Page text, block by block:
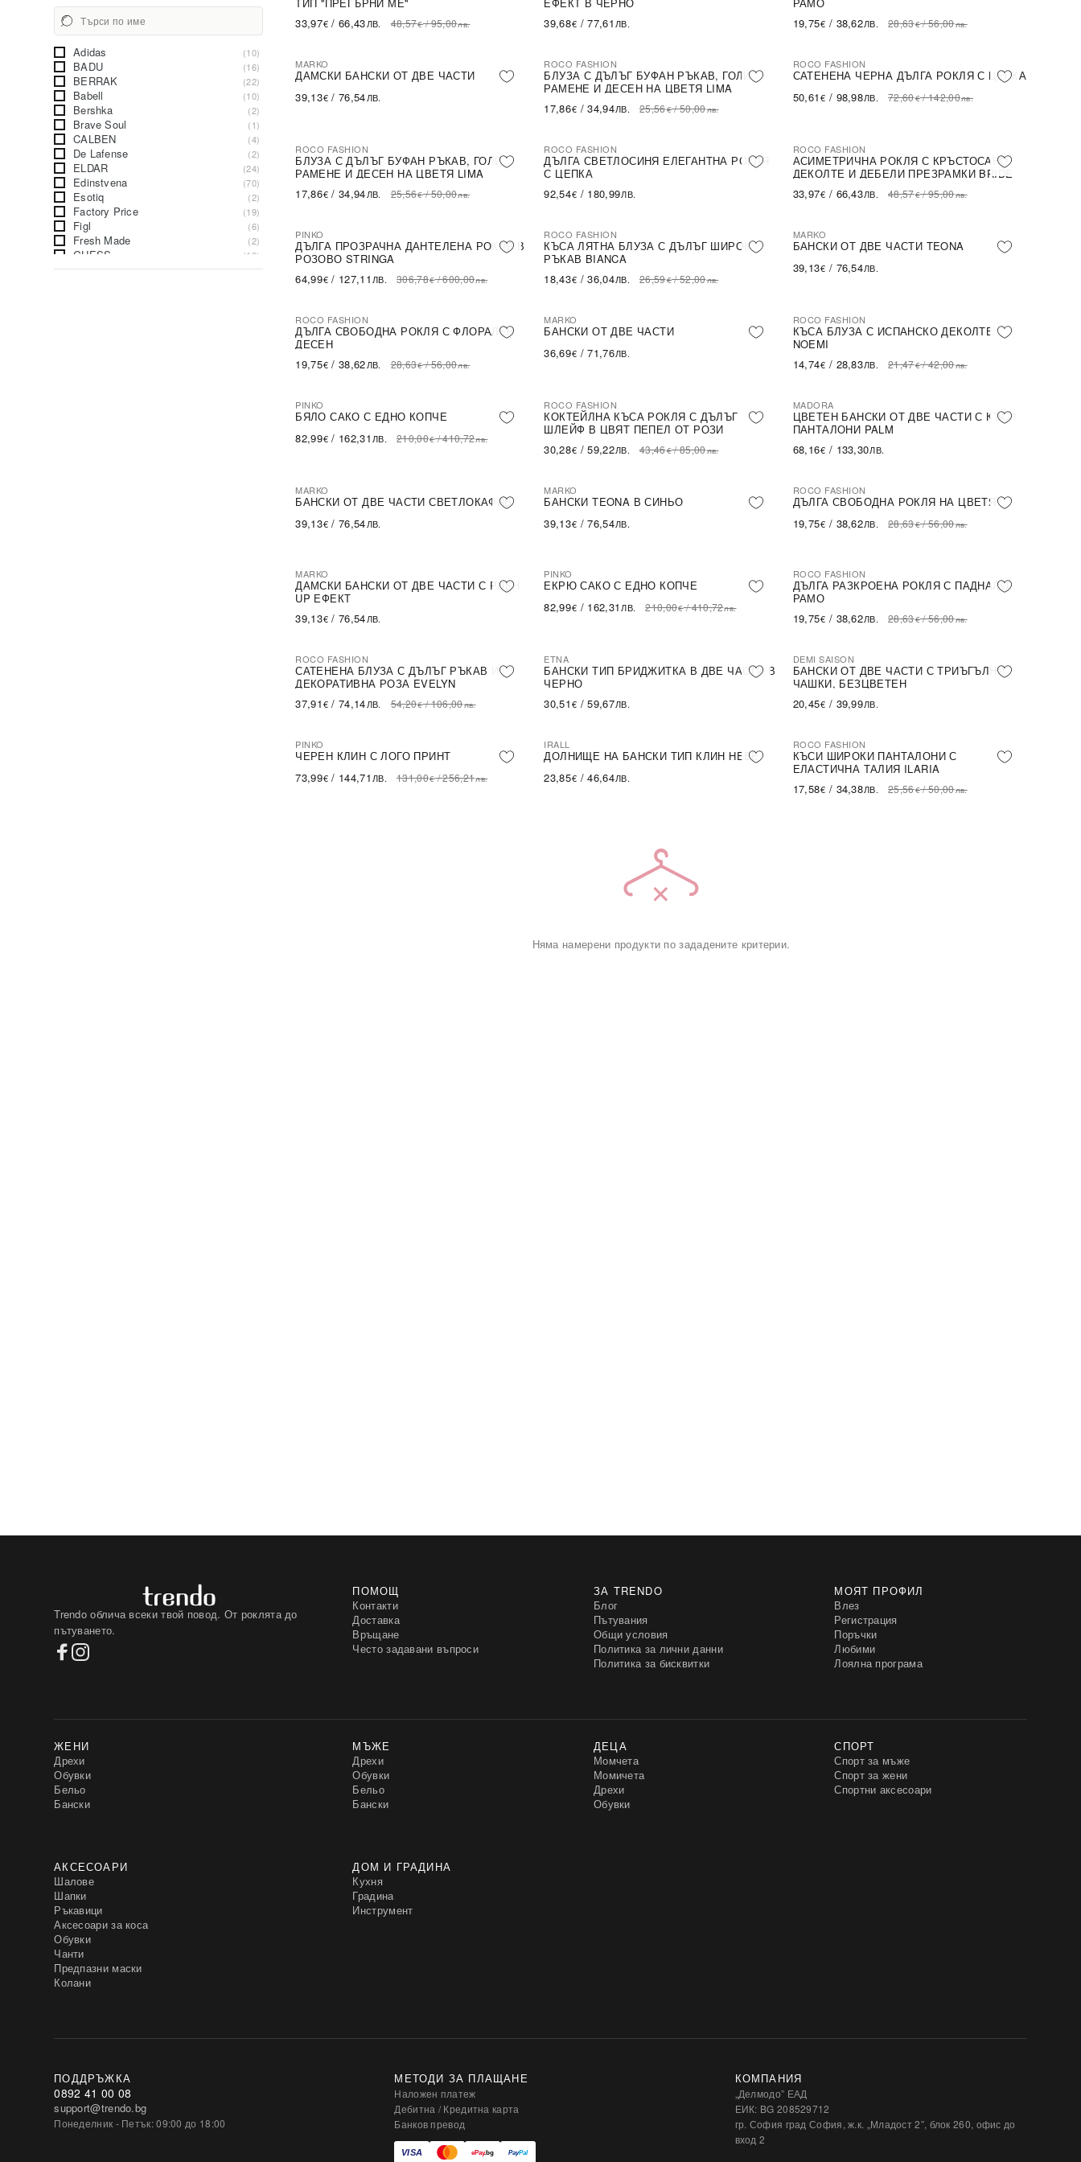
Adidas (10)
BADU (16)
BERRAK (22)
Babell (10)
Bershka (2)
Brave Soul (1)
CALBEN (4)
De Lafense (2)
ELDAR (24)
Edinstvena (70)
Esotiq (2)
Factory Price (19)
Figl (6)
Fresh Made (2)
GUESS (10)
Gatta (4)
33,97€ /66,43ЛВ. 48,57€/95,00лв.
39,68€ /77,61 ЛВ.
19,75€ / 38,62ЛВ. 28,63€/56,00лв.
MARKO
ДАМСКИ БАНСКИ ОТ ДВЕ ЧАСТИ
39,13€ /76,54ЛВ.
-30%
ROCO FASHION
БЛУЗА С ДЪЛЪГ БУФАН РЪКАВ, ГОЛИ
РАМЕНЕ И ДЕСЕН НА ЦВЕТЯ LIMA
17,86€ /34,94ЛВ. 25,56€/50,00лв.
-30%
ROCO FASHION
САТЕНЕНА ЧЕРНА ДЪЛГА РОКЛЯ С ЦЕПКА
50,61 € / 98,98ЛВ. 72,60€/142,00лв.
-30%
ROCO FASHION
БЛУЗА С ДЪЛЪГ БУФАН РЪКАВ, ГОЛИ
РАМЕНЕ И ДЕСЕН НА ЦВЕТЯ LIMA
17,86€ /34,94ЛВ. 25,56€/50,00лв.
ROCO FASHION
ДЪЛГА СВЕТЛОСИНЯ ЕЛЕГАНТНА РОКЛЯ
С ЦЕПКА
92,54€ / 180,99ЛВ.
-30%
ROCO FASHION
АСИМЕТРИЧНА РОКЛЯ С КРЪСТОСАНО
ДЕКОЛТЕ И ДЕБЕЛИ ПРЕЗРАМКИ BRIDE
33,97€ / 66,43ЛВ. 48,57€/95,00лв.
-79% SALE
PINKO
ДЪЛГА ПРОЗРАЧНА ДАНТЕЛЕНА РОКЛЯ В
РОЗОВО STRINGA
64,99€ / 127,11 ЛВ. 306,78€/600,00лв.
-31%
ROCO FASHION
КЪСА ЛЯТНА БЛУЗА С ДЪЛЪГ ШИРОК
РЪКАВ BIANCA
18,43€ /36,04ЛВ. 26,59€/52,00лв.
MARKO
БАНСКИ ОТ ДВЕ ЧАСТИ TEONA
39,13€ / 76,54ЛВ.
-31%
ROCO FASHION
ДЪЛГА СВОБОДНА РОКЛЯ С ФЛОРАЛЕН
ДЕСЕН
19,75€ /38,62ЛВ. 28,63€/56,00лв.
MARKO
БАНСКИ ОТ ДВЕ ЧАСТИ
36,69€ /71,76ЛВ.
-31%
ROCO FASHION
КЪСА БЛУЗА С ИСПАНСКО ДЕКОЛТЕ
NOEMI
14,74€ / 28,83ЛВ. 21,47€/42,00лв.
-60% SALE
PINKO
БЯЛО САКО С ЕДНО КОПЧЕ
82,99€ / 162,31 ЛВ. 210,00€/410,72лв.
-30%
ROCO FASHION
КОКТЕЙЛНА КЪСА РОКЛЯ С ДЪЛЪГ
ШЛЕЙФ В ЦВЯТ ПЕПЕЛ ОТ РОЗИ
30,28€ /59,22ЛВ. 43,46€/85,00лв.
MADORA
ЦВЕТЕН БАНСКИ ОТ ДВЕ ЧАСТИ С КЪСИ
ПАНТАЛОНИ PALM
68,16€ / 133,30ЛВ.
MARKO
БАНСКИ ОТ ДВЕ ЧАСТИ СВЕТЛОКАФЯВ
39,13€ /76,54ЛВ.
MARKO
БАНСКИ TEONA В СИНЬО
39,13€ /76,54ЛВ.
-31%
ROCO FASHION
ДЪЛГА СВОБОДНА РОКЛЯ НА ЦВЕТЯ
19,75€ / 38,62ЛВ. 28,63€/56,00лв.
MARKO
ДАМСКИ БАНСКИ ОТ ДВЕ ЧАСТИ С PUSH
UP ЕФЕКТ
39,13€ /76,54ЛВ.
-60% SALE
PINKO
ЕКРЮ САКО С ЕДНО КОПЧЕ
82,99€ / 162,31 ЛВ. 210,00€/410,72лв.
-31%
ROCO FASHION
ДЪЛГА РАЗКРОЕНА РОКЛЯ С ПАДНАЛО
РАМО
19,75€ / 38,62ЛВ. 28,63€/56,00лв.
-30%
ROCO FASHION
САТЕНЕНА БЛУЗА С ДЪЛЪГ РЪКАВ И
ДЕКОРАТИВНА РОЗА EVELYN
37,91€ /74,14ЛВ. 54,20€/106,00лв.
ETNA
БАНСКИ ТИП БРИДЖИТКА В ДВЕ ЧАСТИ В
ЧЕРНО
30,51€ /59,67ЛВ.
DEMI SAISON
БАНСКИ ОТ ДВЕ ЧАСТИ С ТРИЪГЪЛНИ
ЧАШКИ, БЕЗЦВЕТЕН
20,45€ / 39,99ЛВ.
-44% SALE
PINKO
ЧЕРЕН КЛИН С ЛОГО ПРИНТ
73,99€ / 144,71 ЛВ. 131,00€/256,21лв.
IRALL
ДОЛНИЩЕ НА БАНСКИ ТИП КЛИН HEBE
23,85€ /46,64ЛВ.
-31%
ROCO FASHION
КЪСИ ШИРОКИ ПАНТАЛОНИ С
ЕЛАСТИЧНА ТАЛИЯ ILARIA
17,58€ / 34,38ЛВ. 25,56€/50,00лв.
Няма намерени продукти по зададените критерии.
Trendo облича всеки твой повод. От роклята до
пътуването.
ПОМОЩ
Контакти
Доставка
Връщане
Често задавани въпроси
ЗА TRENDO
Блог
Пътувания
Общи условия
Политика за лични данни
Политика за бисквитки
МОЯТ ПРОФИЛ
Влез
Регистрация
Поръчки
Любими
Лоялна програма
ЖЕНИ
Дрехи
Обувки
Бельо
Бански
МЪЖЕ
Дрехи
Обувки
Бельо
Бански
ДЕЦА
Момчета
Момичета
Дрехи
Обувки
СПОРТ
Спорт за мъже
Спорт за жени
Спортни аксесоари
АКСЕСОАРИ
Шалове
Шапки
Ръкавици
Аксесоари за коса
Обувки
Чанти
Предпазни маски
Колани
ДОМ И ГРАДИНА
Кухня
Градина
Инструмент
ПОДДРЪЖКА
0892 41 00 08
support@trendo.bg
Понеделник - Петък: 09:00 до 18:00
МЕТОДИ ЗА ПЛАЩАНЕ
Наложен платеж
Дебитна / Кредитна карта
Банков превод
КОМПАНИЯ
„Делмодо” ЕАД
ЕИК: BG 208529712
гр. София град София, ж.к. „Младост 2”, блок 260, офис до
вход 2